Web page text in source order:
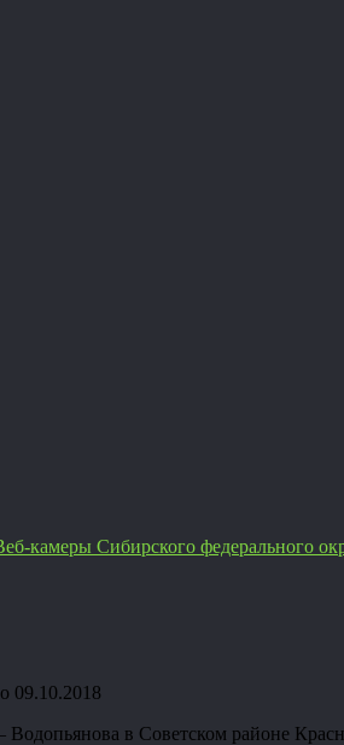
камеры Сибирского федерального
09.10.2018
в Советском районе